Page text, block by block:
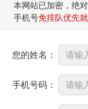
本网站已加密，绝
手机号免排队优先
您的姓名：
手机号码：